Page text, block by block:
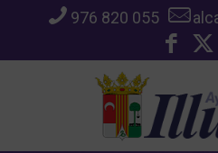
976 820 055